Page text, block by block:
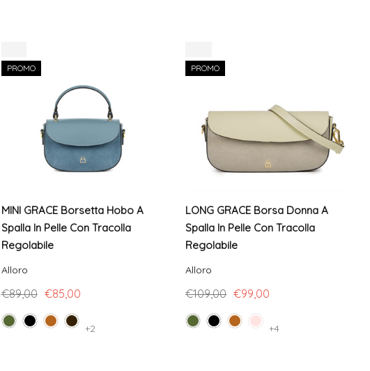
PROMO
MINI GRACE Borsetta Hobo A
Spalla In Pelle Con Tracolla
Regolabile
Alloro
€89,00 €85,00
+2
PROMO
LONG GRACE Borsa Donna A
Spalla In Pelle Con Tracolla
Regolabile
Alloro
€109,00 €99,00
+4